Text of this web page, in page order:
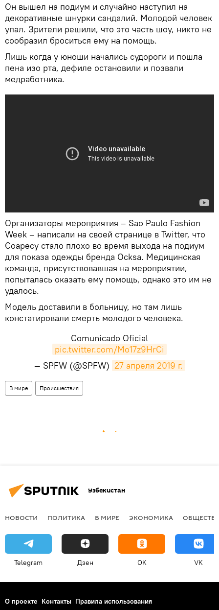
Он вышел на подиум и случайно наступил на
декоративные шнурки сандалий. Молодой человек
упал. Зрители решили, что это часть шоу, никто не
сообразил броситься ему на помощь.
Лишь когда у юноши начались судороги и пошла
пена изо рта, дефиле остановили и позвали
медработника.
Организаторы мероприятия – Sao Paulo Fashion
Week – написали на своей странице в Twitter, что
Соаресу стало плохо во время выхода на подиум
для показа одежды бренда Ocksa. Медицинская
команда, присутствовавшая на мероприятии,
попыталась оказать ему помощь, однако это им не
удалось.
Модель доставили в больницу, но там лишь
констатировали смерть молодого человека.
Comunicado Oficial
pic.twitter.com/Mo17z9HrCi
— SPFW (@SPFW) 27 апреля 2019 г.
В мире Происшествия
Узбекистан
НОВОСТИ ПОЛИТИКА В МИРЕ ЭКОНОМИКА
Telegram Дзен OK VK
О проекте Контакты Правила использования